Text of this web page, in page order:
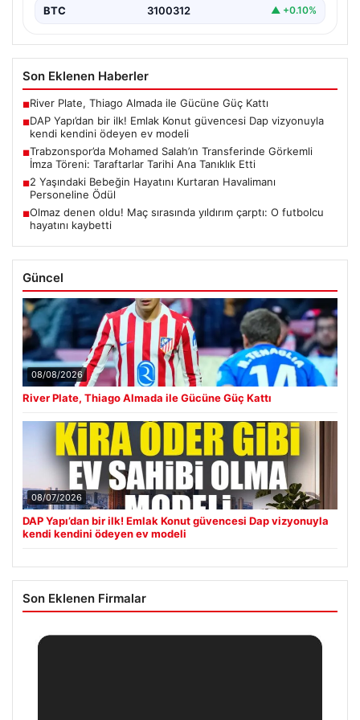
BTC 3100312 ▲ +0.10%
Son Eklenen Haberler
■River Plate, Thiago Almada ile Gücüne Güç Kattı
■DAP Yapı’dan bir ilk! Emlak Konut güvencesi Dap vizyonuyla
kendi kendini ödeyen ev modeli
■Trabzonspor’da Mohamed Salah’ın Transferinde Görkemli
İmza Töreni: Taraftarlar Tarihi Ana Tanıklık Etti
■2 Yaşındaki Bebeğin Hayatını Kurtaran Havalimanı
Personeline Ödül
■Olmaz denen oldu! Maç sırasında yıldırım çarptı: O futbolcu
hayatını kaybetti
Güncel
08/08/2026
River Plate, Thiago Almada ile Gücüne Güç Kattı
08/07/2026
DAP Yapı’dan bir ilk! Emlak Konut güvencesi Dap vizyonuyla
kendi kendini ödeyen ev modeli
Son Eklenen Firmalar